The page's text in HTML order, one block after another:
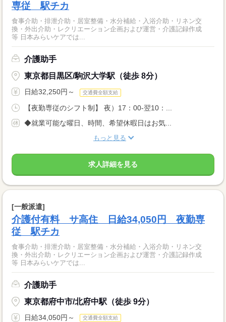
専従 駅チカ
食事介助・排泄介助・居室整備・水分補給・入浴介助・リネン交
換・外出介助・レクリエーション企画および運営・介護記録作成
等 日本みらいケアでは...
介護助手
東京都目黒区/駒沢大学駅（徒歩 8分）
日給32,250円～ 交通費全額支給
【夜勤専従のシフト制】 夜）17：00-翌10：...
◆就業可能な曜日、時間、希望休暇日はお気...
もっと見る
求人詳細を見る
[一般派遣]
介護付有料 サ高住 日給34,050円 夜勤専
従 駅チカ
食事介助・排泄介助・居室整備・水分補給・入浴介助・リネン交
換・外出介助・レクリエーション企画および運営・介護記録作成
等 日本みらいケアでは...
介護助手
東京都府中市/北府中駅（徒歩 9分）
日給34,050円～ 交通費全額支給